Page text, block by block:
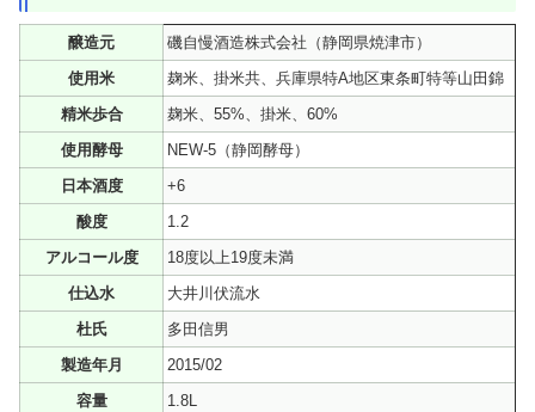
醸造元
磯自慢酒造株式会社（静岡県焼津市）
使用米
麹米、掛米共、兵庫県特A地区東条町特等山田錦
精米歩合
麹米、55%、掛米、60%
使用酵母
NEW-5（静岡酵母）
日本酒度
+6
酸度
1.2
アルコール度
18度以上19度未満
仕込水
大井川伏流水
杜氏
多田信男
製造年月
2015/02
容量
1.8L